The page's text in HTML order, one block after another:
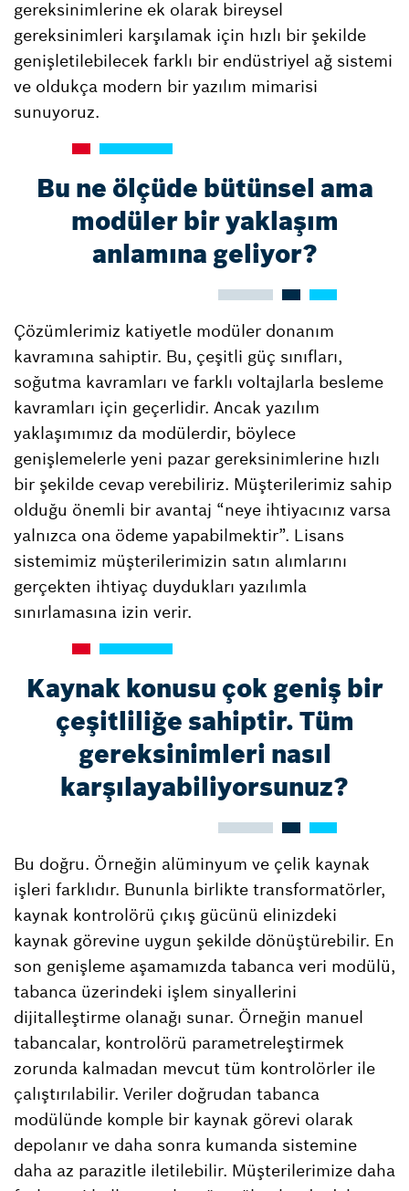
gereksinimlerine ek olarak bireysel
gereksinimleri karşılamak için hızlı bir şekilde
genişletilebilecek farklı bir endüstriyel ağ sistemi
ve oldukça modern bir yazılım mimarisi
sunuyoruz.
Bu ne ölçüde bütünsel ama
modüler bir yaklaşım
anlamına geliyor?
Çözümlerimiz katiyetle modüler donanım
kavramına sahiptir. Bu, çeşitli güç sınıfları,
soğutma kavramları ve farklı voltajlarla besleme
kavramları için geçerlidir. Ancak yazılım
yaklaşımımız da modülerdir, böylece
genişlemelerle yeni pazar gereksinimlerine hızlı
bir şekilde cevap verebiliriz. Müşterilerimiz sahip
olduğu önemli bir avantaj “neye ihtiyacınız varsa
yalnızca ona ödeme yapabilmektir”. Lisans
sistemimiz müşterilerimizin satın alımlarını
gerçekten ihtiyaç duydukları yazılımla
sınırlamasına izin verir.
Kaynak konusu çok geniş bir
çeşitliliğe sahiptir. Tüm
gereksinimleri nasıl
karşılayabiliyorsunuz?
Bu doğru. Örneğin alüminyum ve çelik kaynak
işleri farklıdır. Bununla birlikte transformatörler,
kaynak kontrolörü çıkış gücünü elinizdeki
kaynak görevine uygun şekilde dönüştürebilir. En
son genişleme aşamamızda tabanca veri modülü,
tabanca üzerindeki işlem sinyallerini
dijitalleştirme olanağı sunar. Örneğin manuel
tabancalar, kontrolörü parametreleştirmek
zorunda kalmadan mevcut tüm kontrolörler ile
çalıştırılabilir. Veriler doğrudan tabanca
modülünde komple bir kaynak görevi olarak
depolanır ve daha sonra kumanda sistemine
daha az parazitle iletilebilir. Müşterilerimize daha